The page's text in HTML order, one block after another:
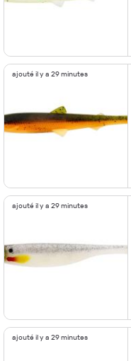
ajouté il y a 29 minutes
ajouté il y a 29 minutes
ajouté il y a 29 minutes